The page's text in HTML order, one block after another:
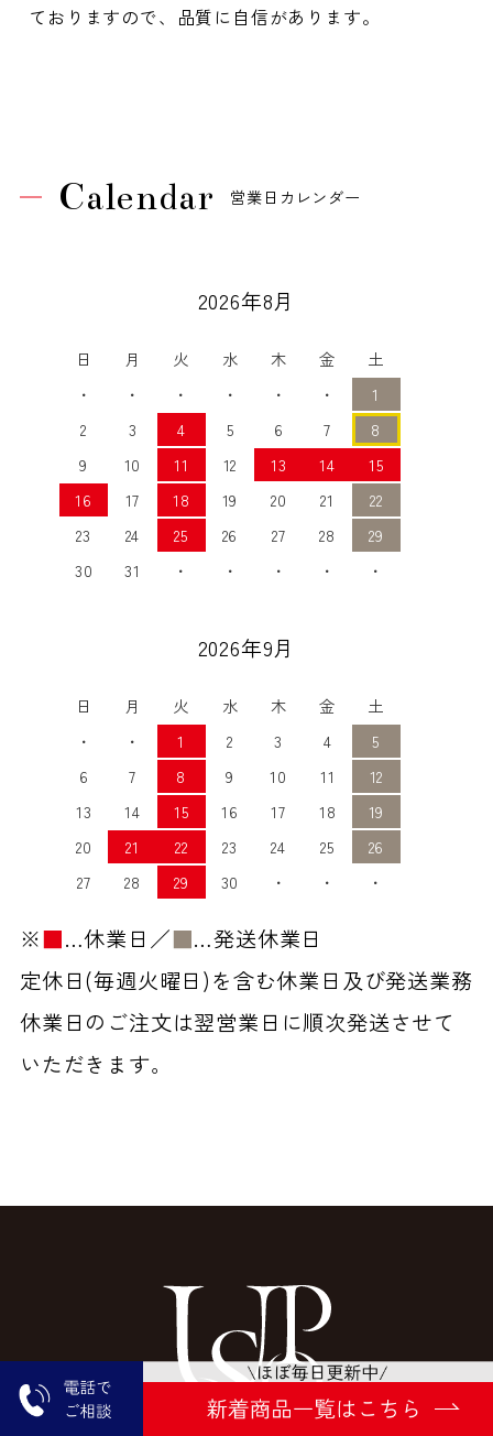
ておりますので、品質に自信があります。
Calendar 営業日カレンダー
2026年8月
日 月 火 水 木 金
土
・
・ ・ ・ ・ ・
1
2
3 4 5 6 7
8
9
10 11 12 13 14
15
16
17 18 19 20 21
22
23
24 25 26 27 28
29
30
31 ・ ・ ・ ・ ・
2026年9月
日 月 火 水 木 金
土
・
・ 1 2 3 4
5
6
7 8 9 10 11
12
13
14 15 16 17 18
19
20
21 22 23 24 25
26
27
28 29 30 ・ ・ ・
※■…休業日／■…発送休業日
定休日(毎週火曜日)を含む休業日及び発送業務
休業日のご注文は翌営業日に順次発送させて
いただきます。